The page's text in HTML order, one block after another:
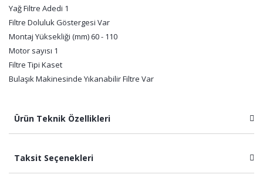
Yağ Filtre Adedi 1
Filtre Doluluk Göstergesi Var
Montaj Yüksekliği (mm) 60 - 110
Motor sayısı 1
Filtre Tipi Kaset
Bulaşık Makinesinde Yıkanabilir Filtre Var
Ürün Teknik Özellikleri
Taksit Seçenekleri